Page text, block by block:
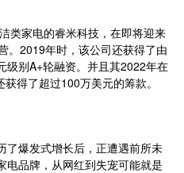
类家电的睿米科技，在即将迎来
。2019年时，该公司还获得了由
级别A+轮融资。并且其2022年在
得了超过100万美元的筹款。
了爆发式增长后，正遭遇前所未
电品牌，从网红到失宠可能就是